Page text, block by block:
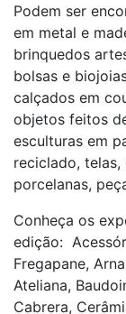
Podem ser
em metal e
brinquedos
bolsas e
calçados em
objetos feitos
esculturas em
reciclado,
porcelanas,
Conheça os
edição:
Fregapane,
Ateliana,
Cabrera,